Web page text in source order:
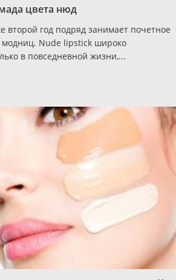
цвета нюд
второй год подряд занимает почетное
модниц. Nude lipstick широко
в повседневной жизни,...